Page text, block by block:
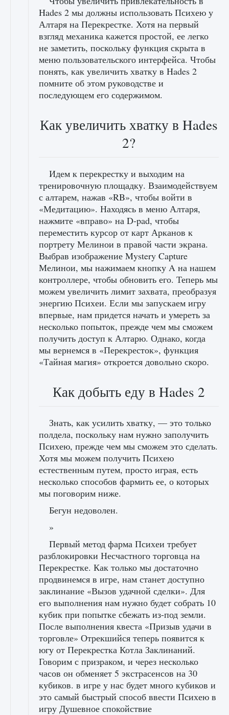
Hades 2 мы должны использовать Психею у
Алтаря на Перекрестке. Хотя на первый
взгляд механика кажется простой, ее легко
не заметить, поскольку функция скрыта в
меню пользовательского интерфейса. Чтобы
понять, как увеличить хватку в Hades 2
помните об этом руководстве и
последующем его содержимом.
Как увеличить хватку в Hades
2?
Идем к перекрестку и выходим на
тренировочную площадку. Взаимодействуем
с алтарем, нажав «RB», чтобы войти в
«Медитацию». Находясь в меню Алтаря,
нажмите «вправо» на D-pad, чтобы
переместить курсор от карт Арканов к
портрету Мелинои в правой части экрана.
Выбрав изображение Mystery Capture
Мелинои, мы нажимаем кнопку A на нашем
контроллере, чтобы обновить его. Теперь мы
можем увеличить лимит захвата, преобразуя
энергию Психеи. Если мы запускаем игру
впервые, нам придется начать и умереть за
несколько попыток, прежде чем мы сможем
получить доступ к Алтарю. Однако, когда
мы вернемся в «Перекресток», функция
«Тайная магия» откроется довольно скоро.
Как добыть еду в Hades 2
Знать, как усилить хватку, — это только
полдела, поскольку нам нужно заполучить
Психею, прежде чем мы сможем это сделать.
Хотя мы можем получить Психею
естественным путем, просто играя, есть
несколько способов фармить ее, о которых
мы поговорим ниже.
Бегун недоволен.
»
Первый метод фарма Психеи требует
разблокировки Несчастного торговца на
Перекрестке. Как только мы достаточно
продвинемся в игре, нам станет доступно
заклинание «Вызов удачной сделки». Для
его выполнения нам нужно будет собрать 10
кубик при попытке сбежать из-под земли.
После выполнения квеста «Призыв удачи в
торговле» Отрекшийся теперь появится к
югу от Перекрестка Котла Заклинаний.
Говорим с призраком, и через несколько
часов он обменяет 5 экстрасенсов на 30
кубиков. в игре у нас будет много кубиков и
это самый быстрый способ ввести Психею в
игру Душевное спокойствие